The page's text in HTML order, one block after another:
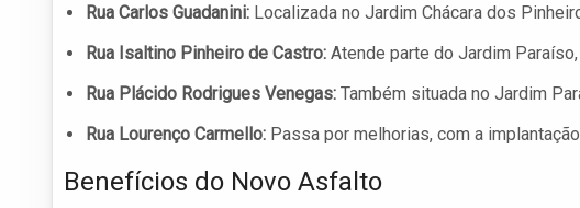
Rua Carlos Guadanini: Localizada no Jardim Chácara dos
Rua Isaltino Pinheiro de Castro: Atende parte do Jardim
Rua Plácido Rodrigues Venegas: Também situada no Jardim
Rua Lourenço Carmello: Passa por melhorias, com a
Benefícios do Novo Asfalto